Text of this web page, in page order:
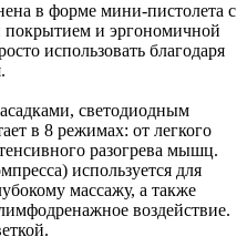
в форме мини-пистолета с
и эргономичной
использовать благодаря
светодиодным
в 8 режимах: от легкого
разогрева мышц.
используется для
массажу, а также
воздействие.